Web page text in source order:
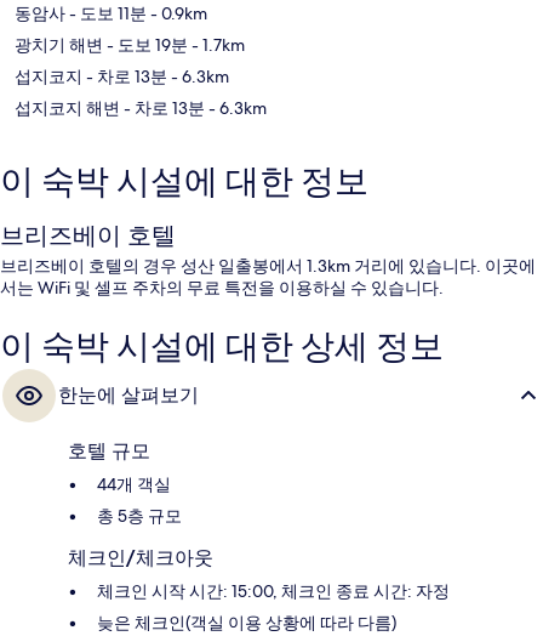
동암사- 도보 11분 - 0.9km
광치기 해변 - 도보 19분 - 1.7km
섭지코지 - 차로 13분 - 6.3km
섭지코지 해변 - 차로 13분 - 6.3km
이 숙박 시설에 대한 정보
브리즈베이 호텔
브리즈베이 호텔의 경우 성산 일출봉에서 1.3km 거리에 있습니다. 이곳에
서는 WiFi 및 셀프 주차의 무료 특전을 이용하실 수 있습니다.
이 숙박 시설에 대한 상세 정보
한눈에 살펴보기
호텔 규모
44개 객실
총 5층 규모
체크인/체크아웃
체크인 시작 시간: 15:00, 체크인 종료 시간: 자정
늦은 체크인(객실 이용 상황에 따라 다름)